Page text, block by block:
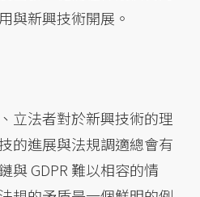
與新興技術開展。
立法者對於新興技術的理
的進展與法規調適總會有
與 GDPR 難以相容的情